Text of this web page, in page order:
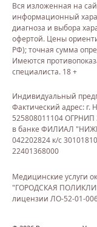
Вся изложенная на
информационный
диагноза и выбора
офертой. Цены
РФ); точная сумма
Имеются
специалиста. 18 +
Индивидуальный
Фактический адрес: г.
525808011104 ОГРНИП
в банке ФИЛИАЛ
042202824 к/с
22401368000
Медицинские услуги
"ГОРОДСКАЯ
лицензии ЛО-52-01-